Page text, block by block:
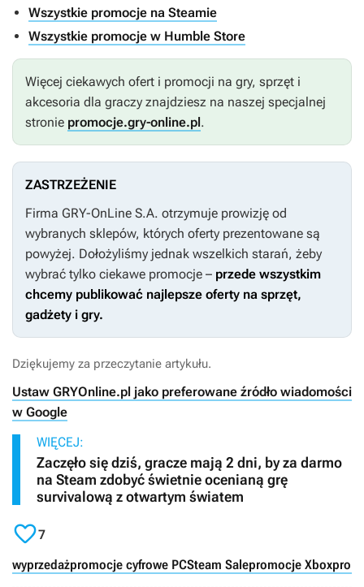
Wszystkie promocje na Steamie
Wszystkie promocje w Humble Store
Więcej ciekawych ofert i promocji na gry, sprzęt i
akcesoria dla graczy znajdziesz na naszej specjalnej
stronie promocje.gry-online.pl.
ZASTRZEŻENIE
Firma GRY-OnLine S.A. otrzymuje prowizję od
wybranych sklepów, których oferty prezentowane są
powyżej. Dołożyliśmy jednak wszelkich starań, żeby
wybrać tylko ciekawe promocje – przede wszystkim
chcemy publikować najlepsze oferty na sprzęt,
gadżety i gry.
Dziękujemy za przeczytanie artykułu.
Ustaw GRYOnline.pl jako preferowane źródło wiadomości
w Google
WIĘCEJ:
Zaczęło się dziś, gracze mają 2 dni, by za darmo
na Steam zdobyć świetnie ocenianą grę
survivalową z otwartym światem
7
wyprzedażpromocje cyfrowe PCSteam Salepromocje Xbox